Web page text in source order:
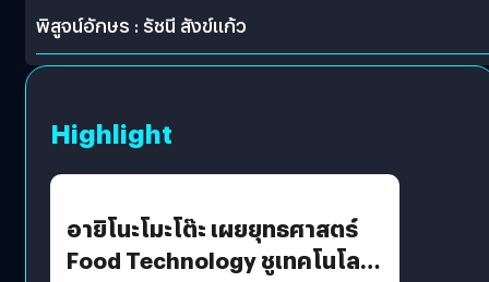
พิสูจน์อักษร : รัชนี สังข์แก้ว
Highlight
อายิโนะโมะโต๊ะ เผยยุทธศาสตร์
Food Technology ชูเทคโนโลยี